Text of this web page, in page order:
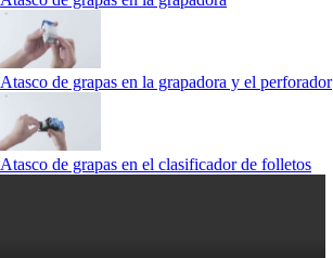
Atasco de grapas en la grapadora y el perforador
Atasco de grapas en el clasificador de folletos